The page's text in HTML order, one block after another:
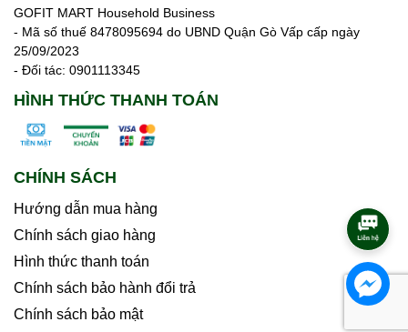
GOFIT MART Household Business
- Mã số thuế 8478095694 do UBND Quận Gò Vấp cấp ngày
25/09/2023
- Đối tác: 0901113345
HÌNH THỨC THANH TOÁN
CHÍNH SÁCH
Hướng dẫn mua hàng
Chính sách giao hàng
Hình thức thanh toán
Chính sách bảo hành đổi trả
Chính sách bảo mật